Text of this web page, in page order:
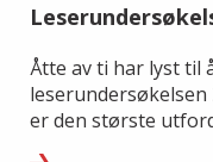
Åtte av ti har lyst til
er den største